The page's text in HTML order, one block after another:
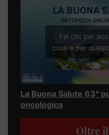
Fai clic per
cookie per
La Buona Salute 63°
oncologica
Oltre